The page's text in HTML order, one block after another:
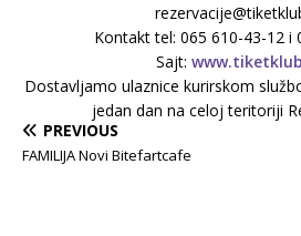
Kontakt tel: 065 610-43-12 i
Sajt:
Dostavljamo ulaznice kurirskom
jedan dan na celoj teritoriji
PREVIOUS
FAMILIJA Novi Bitefartcafe